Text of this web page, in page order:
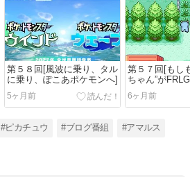
第５８回[風波に乗り、タル
に乗り、ぽこあポケモンへ]
5ヶ月前
第５７回[もし
ちゃん”が
ったら？]
6ヶ月前
#ピカチュウ #ブログ番組 #アマルス